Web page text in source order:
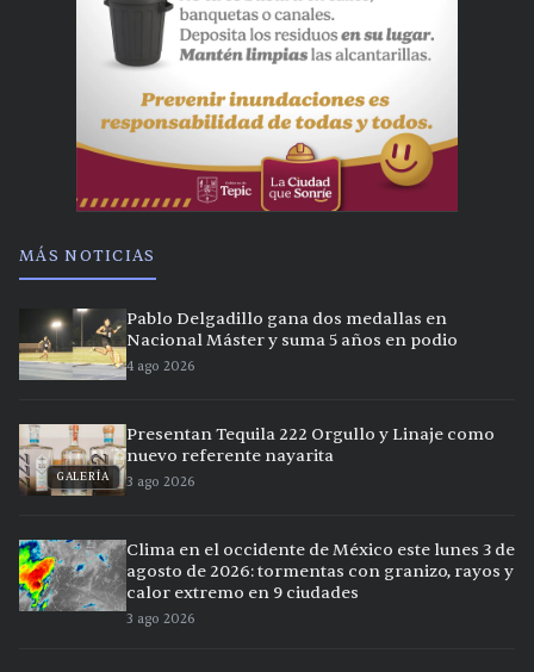
MÁS NOTICIAS
Pablo Delgadillo gana dos medallas en
Nacional Máster y suma 5 años en podio
4 ago 2026
GALERÍA
Presentan Tequila 222 Orgullo y Linaje como
nuevo referente nayarita
3 ago 2026
Clima en el occidente de México este lunes 3 de
agosto de 2026: tormentas con granizo, rayos y
calor extremo en 9 ciudades
3 ago 2026